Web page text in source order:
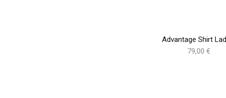
Advantage Shirt
79,00 €